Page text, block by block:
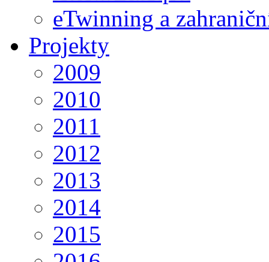
eTwinning a
Projekty
2009
2010
2011
2012
2013
2014
2015